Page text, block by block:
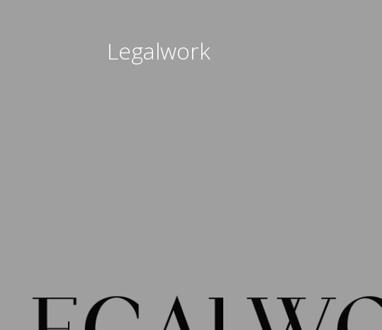
Legalwork